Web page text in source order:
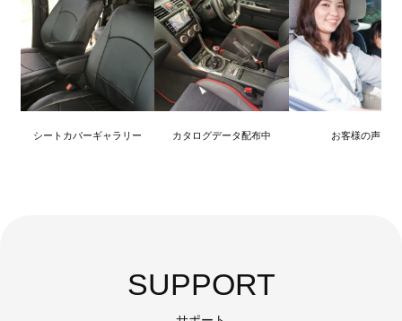
シートカバーギャラリー カタログデータ配布中 お客様の声
SUPPORT